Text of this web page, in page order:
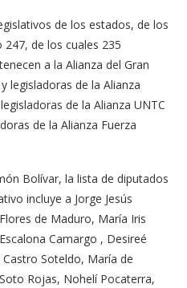
de los estados, de los
de los cuales 235
a la Alianza del Gran
legisladoras de la Alianza
de la Alianza UNTC
de la Alianza Fuerza
Bolívar, la lista de diputados
incluye a Jorge Jesús
de Maduro, María Iris
Camargo , Desireé
Soteldo, María de
Rojas, Nohelí Pocaterra,